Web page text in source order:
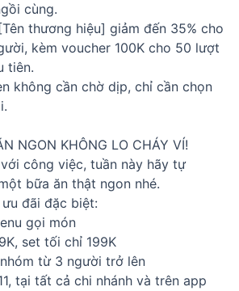
cùng.
thương hiệu] giảm đến 35% cho
kèm voucher 100K cho 50 lượt
tiên.
không cần chờ dịp, chỉ cần chọn
NGON KHÔNG LO CHÁY VÍ!
công việc, tuần này hãy tự
bữa ăn thật ngon nhé.
đãi đặc biệt:
gọi món
set tối chỉ 199K
từ 3 người trở lên
tại tất cả chi nhánh và trên app